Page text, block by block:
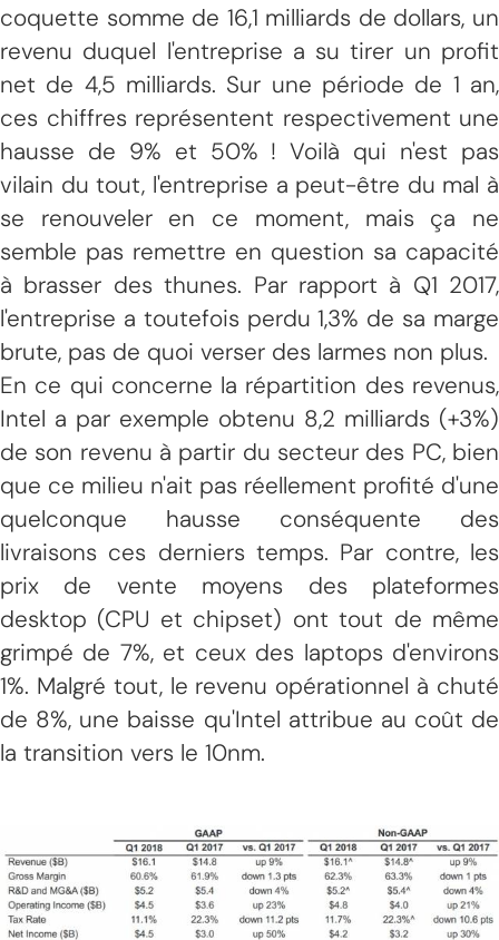
coquette somme de 16,1 milliards de dollars, un
revenu duquel l'entreprise a su tirer un profit
net de 4,5 milliards. Sur une période de 1 an,
ces chiffres représentent respectivement une
hausse de 9% et 50% ! Voilà qui n'est pas
vilain du tout, l'entreprise a peut-être du mal à
se renouveler en ce moment, mais ça ne
semble pas remettre en question sa capacité
à brasser des thunes. Par rapport à Q1 2017,
l'entreprise a toutefois perdu 1,3% de sa marge
brute, pas de quoi verser des larmes non plus.
En ce qui concerne la répartition des revenus,
Intel a par exemple obtenu 8,2 milliards (+3%)
de son revenu à partir du secteur des PC, bien
que ce milieu n'ait pas réellement profité d'une
quelconque hausse conséquente des
livraisons ces derniers temps. Par contre, les
prix de vente moyens des plateformes
desktop (CPU et chipset) ont tout de même
grimpé de 7%, et ceux des laptops d'environs
1%. Malgré tout, le revenu opérationnel à chuté
de 8%, une baisse qu'Intel attribue au coût de
la transition vers le 10nm.